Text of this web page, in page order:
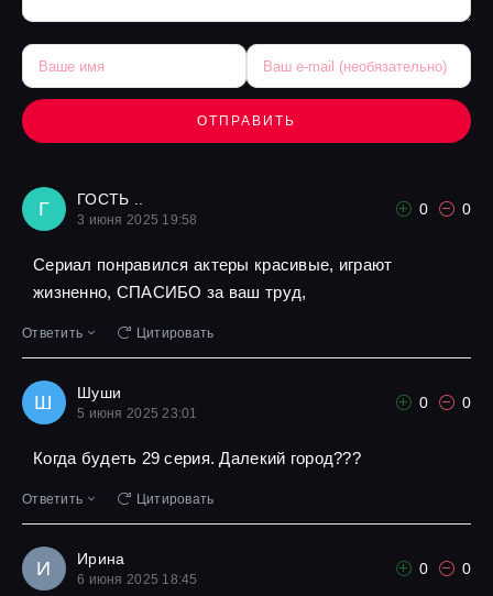
ОТПРАВИТЬ
Г ГОСТЬ ..
3 июня 2025 19:58
0 0
Сериал понравился актеры красивые, играют
жизненно, СПАСИБО за ваш труд,
Ответить Цитировать
Ш Шуши
5 июня 2025 23:01
0 0
Когда будеть 29 серия. Далекий город???
Ответить Цитировать
И Ирина
6 июня 2025 18:45
0 0